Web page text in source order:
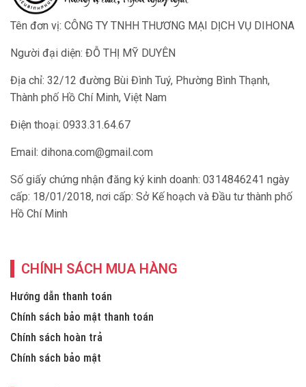
Tên đơn vị: CÔNG TY TNHH THƯƠNG MẠI DỊCH VỤ DIHONA
Người đại diện: ĐỖ THỊ MỸ DUYÊN
Địa chỉ: 32/12 đường Bùi Đình Tuý, Phường Bình Thạnh,
Thành phố Hồ Chí Minh, Việt Nam
Điện thoại: 0933.31.64.67
Email: dihona.com@gmail.com
Số giấy chứng nhận đăng ký kinh doanh: 0314846241 ngày
cấp: 18/01/2018, nơi cấp: Sở Kế hoạch và Đầu tư thành phố
Hồ Chí Minh
CHÍNH SÁCH MUA HÀNG
Hướng dẫn thanh toán
Chính sách bảo mật thanh toán
Chính sách hoàn trả
Chính sách bảo mật